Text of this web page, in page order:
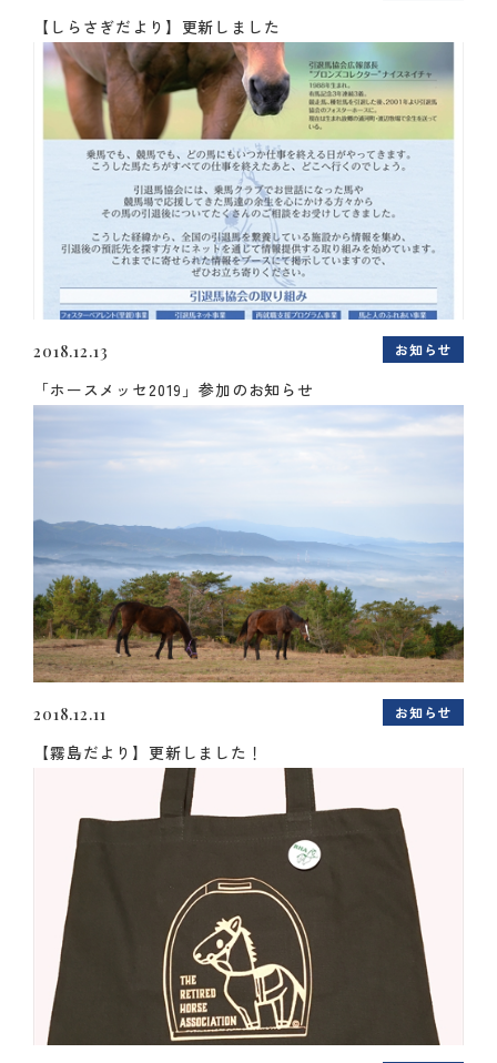
【しらさぎだより】更新しました
2018.12.13 お知らせ
「ホースメッセ2019」参加のお知らせ
2018.12.11 お知らせ
【霧島だより】更新しました！